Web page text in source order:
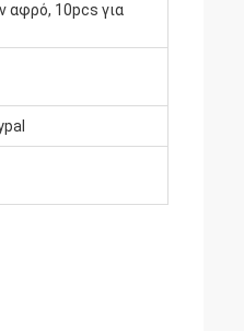
αφρό, 10pcs για